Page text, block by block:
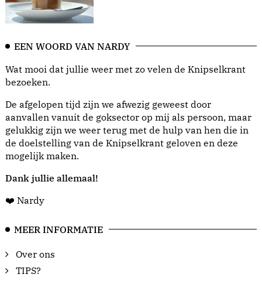
EEN WOORD VAN NARDY
Wat mooi dat jullie weer met zo velen de Knipselkrant
bezoeken.
De afgelopen tijd zijn we afwezig geweest door
aanvallen vanuit de goksector op mij als persoon, maar
gelukkig zijn we weer terug met de hulp van hen die in
de doelstelling van de Knipselkrant geloven en deze
mogelijk maken.
Dank jullie allemaal!
❤️ Nardy
MEER INFORMATIE
Over ons
TIPS?